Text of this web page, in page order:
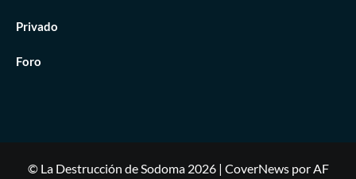
Privado
Foro
© La Destrucción de Sodoma 2026 | CoverNewspor AF